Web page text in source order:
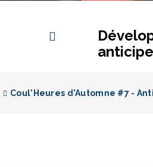
Coul'Heures d'Automne #7 -